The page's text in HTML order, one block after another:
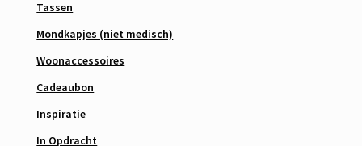
Tassen
Mondkapjes (niet medisch)
Woonaccessoires
Cadeaubon
Inspiratie
In Opdracht